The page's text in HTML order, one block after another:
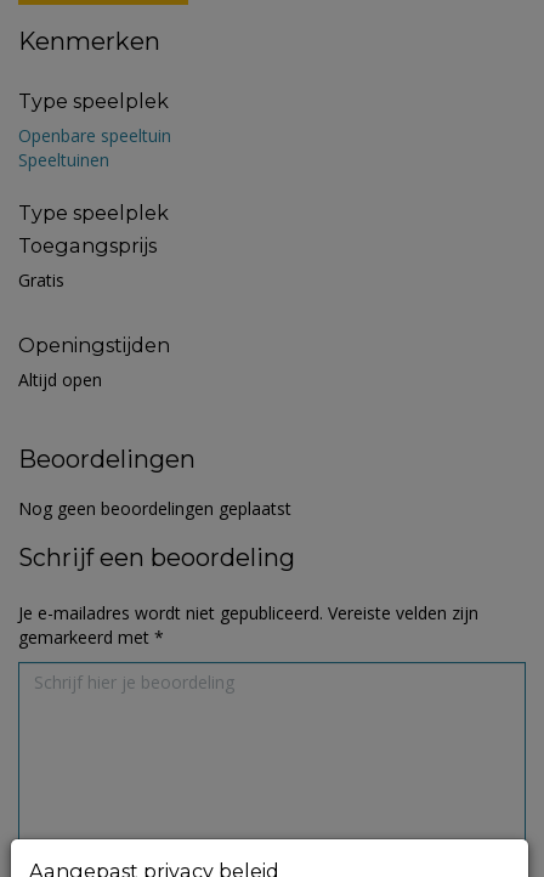
Kenmerken
Type speelplek
Openbare speeltuin
Speeltuinen
Type speelplek
Toegangsprijs
Gratis
Openingstijden
Altijd open
Beoordelingen
Nog geen beoordelingen geplaatst
Schrijf een beoordeling
Je e-mailadres wordt niet gepubliceerd. Vereiste velden zijn
gemarkeerd met *
Aangepast privacy beleid